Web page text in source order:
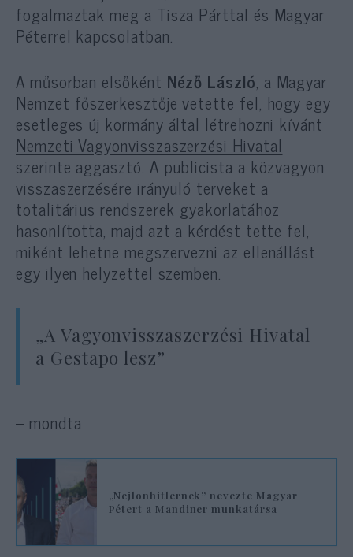
fogalmaztak meg a Tisza Párttal és Magyar
Péterrel kapcsolatban.
A műsorban elsőként Néző László, a Magyar
Nemzet főszerkesztője vetette fel, hogy egy
esetleges új kormány által létrehozni kívánt
Nemzeti Vagyonvisszaszerzési Hivatal
szerinte aggasztó. A publicista a közvagyon
visszaszerzésére irányuló terveket a
totalitárius rendszerek gyakorlatához
hasonlította, majd azt a kérdést tette fel,
miként lehetne megszervezni az ellenállást
egy ilyen helyzettel szemben.
„A Vagyonvisszaszerzési Hivatal
a Gestapo lesz”
– mondta
„Nejlonhitlernek” nevezte Magyar
Pétert a Mandiner munkatársa